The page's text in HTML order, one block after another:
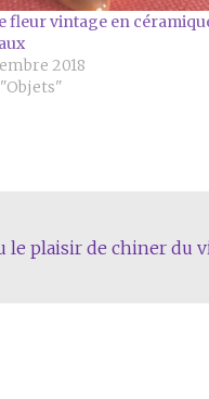
fleur vintage en
2018
le plaisir de chiner du